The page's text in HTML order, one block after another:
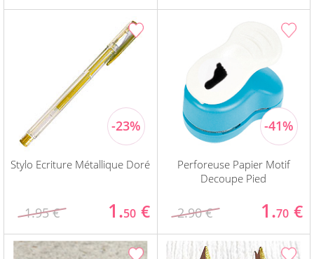
Stylo Ecriture Métallique Doré
1.95 € 1.50 €
Perforeuse Papier Motif
Decoupe Pied
2.90 € 1.70 €